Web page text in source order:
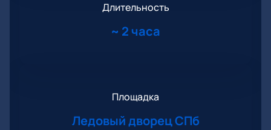
Длительность
~ 2 часа
Площадка
Ледовый дворец СПб